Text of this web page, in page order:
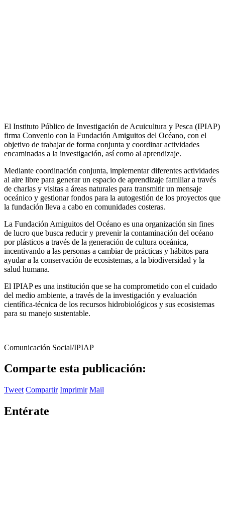
El Instituto Público de Investigación de Acuicultura y Pesca (IPIAP)
firma Convenio con la Fundación Amiguitos del Océano, con el
objetivo de trabajar de forma conjunta y coordinar actividades
encaminadas a la investigación, así como al aprendizaje.
Mediante coordinación conjunta, implementar diferentes actividades
al aire libre para generar un espacio de aprendizaje familiar a través
de charlas y visitas a áreas naturales para transmitir un mensaje
oceánico y gestionar fondos para la autogestión de los proyectos que
la fundación lleva a cabo en comunidades costeras.
La Fundación Amiguitos del Océano es una organización sin fines
de lucro que busca reducir y prevenir la contaminación del océano
por plásticos a través de la generación de cultura oceánica,
incentivando a las personas a cambiar de prácticas y hábitos para
ayudar a la conservación de ecosistemas, a la biodiversidad y la
salud humana.
El IPIAP es una institución que se ha comprometido con el cuidado
del medio ambiente, a través de la investigación y evaluación
científica-técnica de los recursos hidrobiológicos y sus ecosistemas
para su manejo sustentable.
Comunicación Social/IPIAP
Comparte esta publicación:
Tweet Compartir Imprimir Mail
Entérate